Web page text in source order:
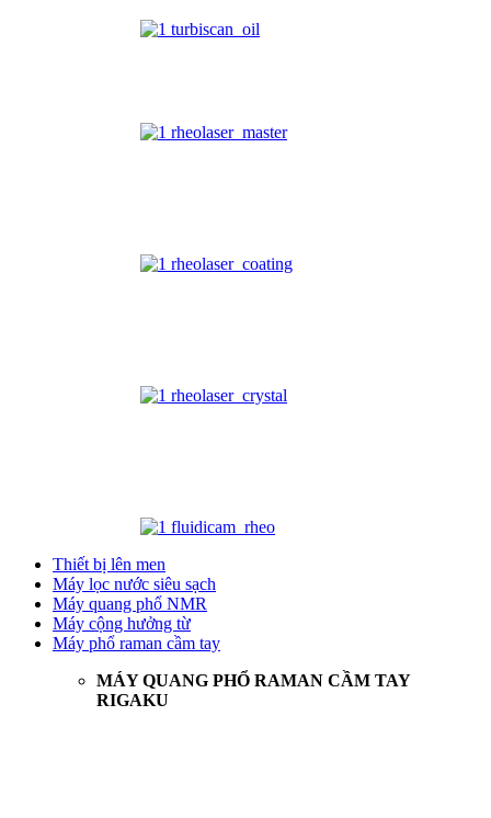
Thiết bị lên men
Máy lọc nước siêu sạch
Máy quang phổ NMR
Máy cộng hưởng từ
Máy phổ raman cầm tay
MÁY QUANG PHỔ RAMAN CẦM TAY
RIGAKU